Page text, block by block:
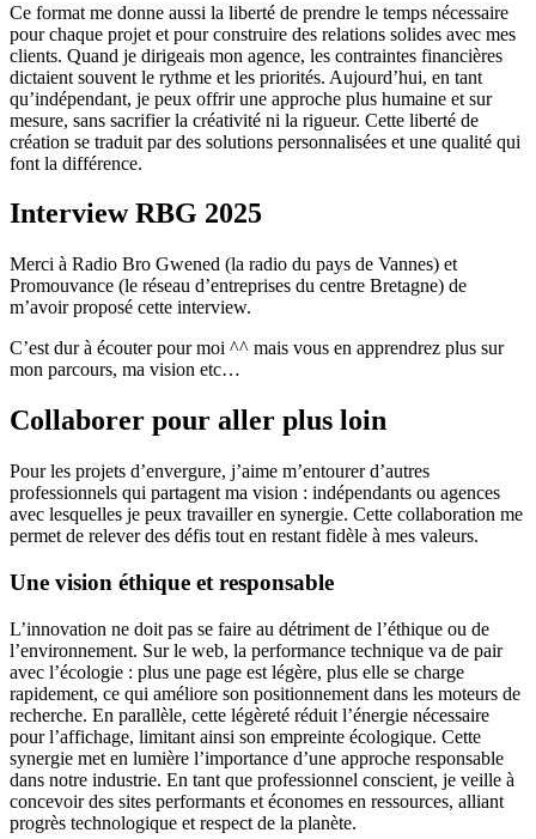
Ce format me donne aussi la liberté de prendre le temps nécessaire
pour chaque projet et pour construire des relations solides avec mes
clients. Quand je dirigeais mon agence, les contraintes financières
dictaient souvent le rythme et les priorités. Aujourd’hui, en tant
qu’indépendant, je peux offrir une approche plus humaine et sur
mesure, sans sacrifier la créativité ni la rigueur. Cette liberté de
création se traduit par des solutions personnalisées et une qualité qui
font la différence.
Interview RBG 2025
Merci à Radio Bro Gwened (la radio du pays de Vannes) et
Promouvance (le réseau d’entreprises du centre Bretagne) de
m’avoir proposé cette interview.
C’est dur à écouter pour moi ^^ mais vous en apprendrez plus sur
mon parcours, ma vision etc…
Collaborer pour aller plus loin
Pour les projets d’envergure, j’aime m’entourer d’autres
professionnels qui partagent ma vision : indépendants ou agences
avec lesquelles je peux travailler en synergie. Cette collaboration me
permet de relever des défis tout en restant fidèle à mes valeurs.
Une vision éthique et responsable
L’innovation ne doit pas se faire au détriment de l’éthique ou de
l’environnement. Sur le web, la performance technique va de pair
avec l’écologie : plus une page est légère, plus elle se charge
rapidement, ce qui améliore son positionnement dans les moteurs de
recherche. En parallèle, cette légèreté réduit l’énergie nécessaire
pour l’affichage, limitant ainsi son empreinte écologique. Cette
synergie met en lumière l’importance d’une approche responsable
dans notre industrie. En tant que professionnel conscient, je veille à
concevoir des sites performants et économes en ressources, alliant
progrès technologique et respect de la planète.